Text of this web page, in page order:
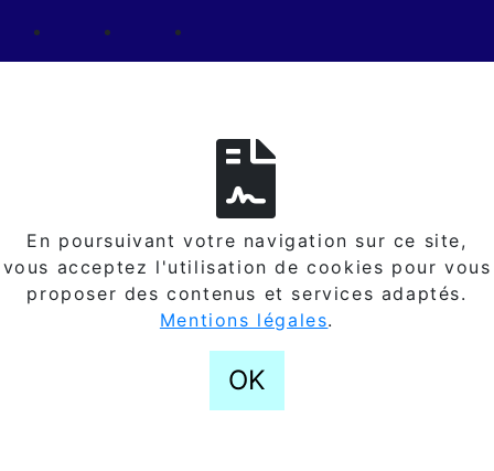
En poursuivant votre navigation sur ce site,
vous acceptez l'utilisation de cookies pour vous
proposer des contenus et services adaptés.
Mentions légales.
OK